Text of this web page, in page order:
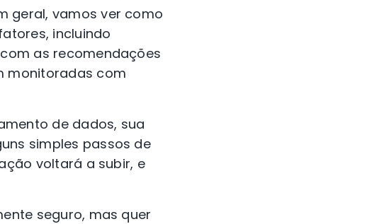
geral, vamos ver como
incluindo
as recomendações
monitoradas com
de dados, sua
simples passos de
voltará a subir, e
seguro, mas quer